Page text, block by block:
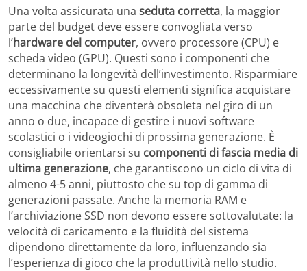
Una volta assicurata una seduta corretta, la maggior
parte del budget deve essere convogliata verso
l’hardware del computer, ovvero processore (CPU) e
scheda video (GPU). Questi sono i componenti che
determinano la longevità dell’investimento. Risparmiare
eccessivamente su questi elementi significa acquistare
una macchina che diventerà obsoleta nel giro di un
anno o due, incapace di gestire i nuovi software
scolastici o i videogiochi di prossima generazione. È
consigliabile orientarsi su componenti di fascia media di
ultima generazione, che garantiscono un ciclo di vita di
almeno 4-5 anni, piuttosto che su top di gamma di
generazioni passate. Anche la memoria RAM e
l’archiviazione SSD non devono essere sottovalutate: la
velocità di caricamento e la fluidità del sistema
dipendono direttamente da loro, influenzando sia
l’esperienza di gioco che la produttività nello studio.